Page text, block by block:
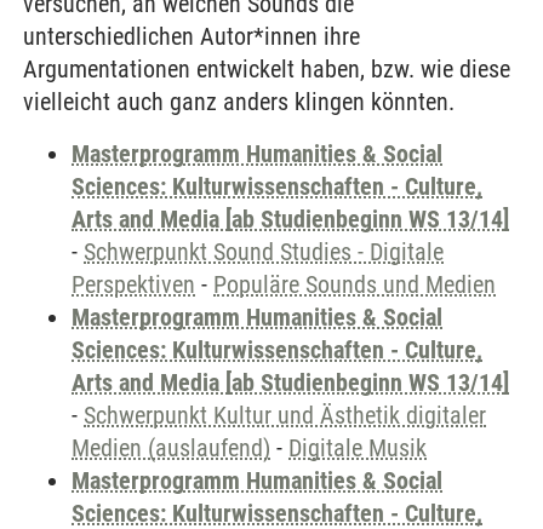
unterschiedlichen Autor*innen ihre
Argumentationen entwickelt haben, bzw. wie diese
vielleicht auch ganz anders klingen könnten.
Masterprogramm Humanities & Social
Sciences: Kulturwissenschaften - Culture,
Arts and Media [ab Studienbeginn WS 13/14]
- Schwerpunkt Sound Studies - Digitale
Perspektiven - Populäre Sounds und Medien
Masterprogramm Humanities & Social
Sciences: Kulturwissenschaften - Culture,
Arts and Media [ab Studienbeginn WS 13/14]
- Schwerpunkt Kultur und Ästhetik digitaler
Medien (auslaufend) - Digitale Musik
Masterprogramm Humanities & Social
Sciences: Kulturwissenschaften - Culture,